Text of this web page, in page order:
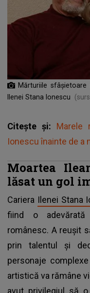
Mărturiile
Ilenei Stana Ionescu
Citește și: Marele
Ionescu înainte de a
Moartea
lăsat un gol
Cariera Ilenei Stana
fiind o
românesc. A reușit
prin talentul și
personaje
artistică va rămâne
avut privilegiul să